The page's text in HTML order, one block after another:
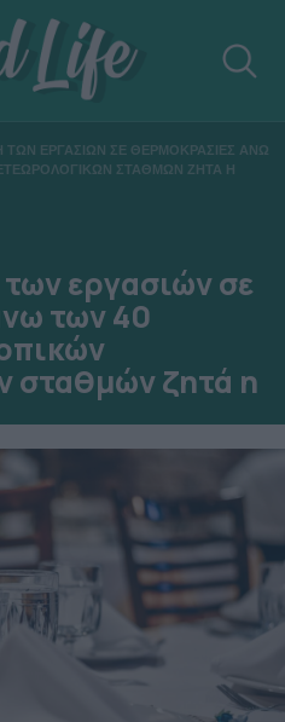
ΤΩΝ ΕΡΓΑΣΙΩΝ ΣΕ ΘΕΡΜΟΚΡΑΣΙΕΣ ΑΝΩ
ΣΤΑΘΜΩΝ ΖΗΤΑ Η
εργασιών σε
των 40
σταθμών ζητά η